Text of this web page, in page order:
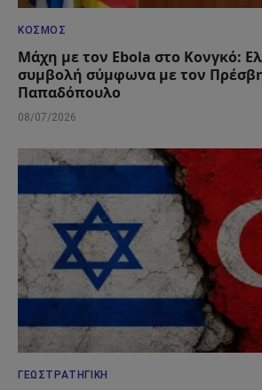
ΚΌΣΜΟΣ
Μάχη με τον Ebola στο Κονγκό:
συμβολή σύμφωνα με τον
Παπαδόπουλο
08/07/2026
ΓΕΩΣΤΡΑΤΗΓΙΚΉ